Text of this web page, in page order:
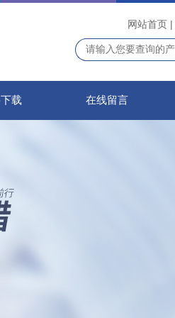
网站首页 |
载 在线留言